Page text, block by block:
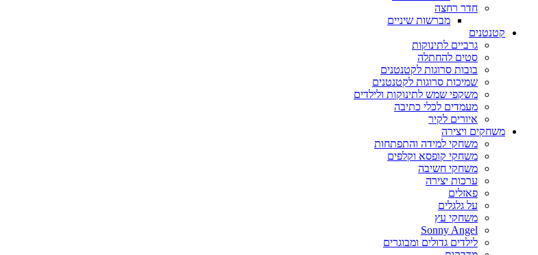
חדר רחצה
מברשות שיניים
קטנטנים
גרביים לתינוקות
סטים להחתלה
בובות סרוגות לקטנטנים
שמיכות סרוגות לקטנטנים
משקפי שמש לתינוקות ולילדים
מעמדים לכלי כתיבה
איורים לקיר
משחקים ויצירה
משחקי למידה והתפתחות
משחקי קופסא וקלפים
משחקי חשיבה
ערכות יצירה
פאזלים
על גלגלים
משחקי עץ
Sonny Angel
לילדים גדולים ומבוגרים